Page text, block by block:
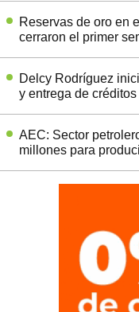
Reservas de oro en
cerraron el primer
Delcy Rodríguez
y entrega de
AEC: Sector
millones para